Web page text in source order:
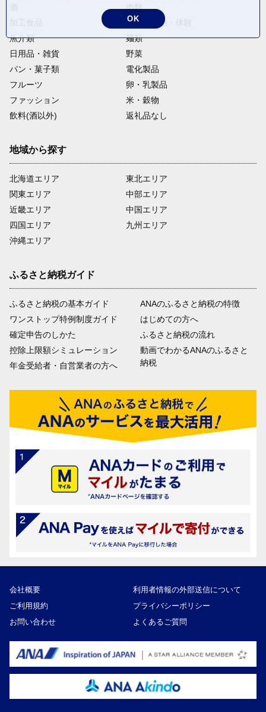
肉類
旅行・宿泊・体験
魚介類
麺類
日用品・雑貨
野菜
パン・菓子類
電化製品
フルーツ
卵・乳製品
ファッション
米・穀物
飲料(酒以外)
返礼品なし
地域から探す
北海道エリア
関東エリア
近畿エリア
四国エリア
沖縄エリア
東北エリア
中部エリア
中国エリア
九州エリア
ふるさと納税ガイド
ふるさと納税の基本ガイド
ワンストップ特例制度ガイド
確定申告のしかた
控除上限額シミュレーション
年金受給者・自営業者の方へ
ANAのふるさと納税の特徴
はじめての方へ
ふるさと納税の流れ
動画でわかるANAのふるさと
納税
会社概要
利用者情報の外部送信について
ご利用規約
プライバシーポリシー
お問い合わせ
よくあるご質問
OK